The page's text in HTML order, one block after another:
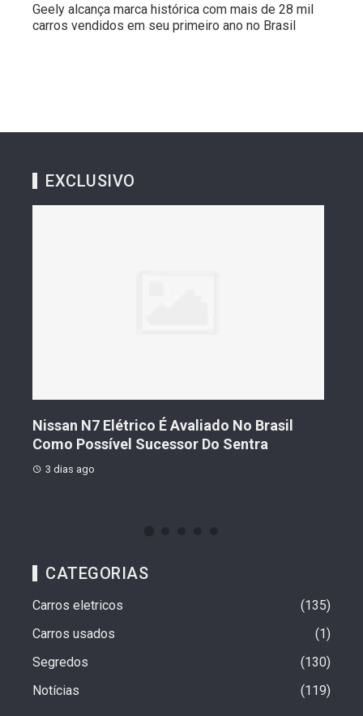
Geely alcança marca histórica com mais de 28 mil
carros vendidos em seu primeiro ano no Brasil
EXCLUSIVO
Nissan N7 Elétrico É Avaliado No Brasil
Como Possível Sucessor Do Sentra
3 dias ago
CATEGORIAS
Carros eletricos
135
Carros usados
1
Segredos
130
Notícias
119